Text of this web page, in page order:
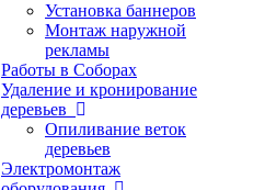
Установка баннеров
Монтаж наружной
рекламы
Работы в Соборах
Удаление и кронирование
деревьев
Опиливание веток
деревьев
Электромонтаж